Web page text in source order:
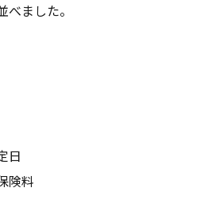
ました。
日
険料